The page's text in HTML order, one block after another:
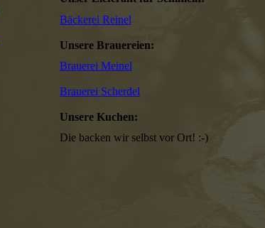
Bäckerei Reinel
Unsere Brauereien:
Brauerei Meinel
Brauerei Scherdel
Unsere Kuchen:
Die backen wir selbst vor Ort! :-)